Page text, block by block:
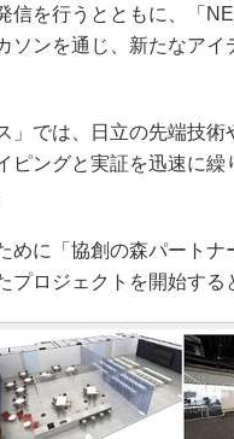
信を行うとともに、「
ソンを通じ、新たなアイ
では、日立の先端技術
ピングと実証を迅速に繰
に「協創の森パートナ
ロジェクトを開始する